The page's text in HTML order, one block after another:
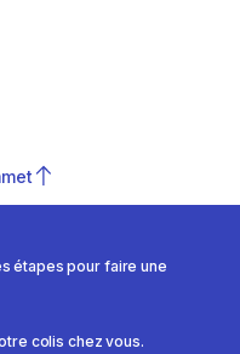
étapes pour faire une
colis chez vous.